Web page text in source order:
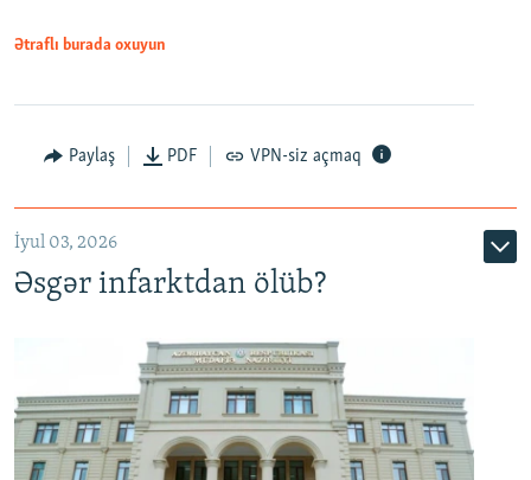
Auto 240p 360p 480p
720p 1080p
Ətraflı burada oxuyun
Paylaş PDF VPN-siz açmaq
İyul 03, 2026
Əsgər infarktdan ölüb?